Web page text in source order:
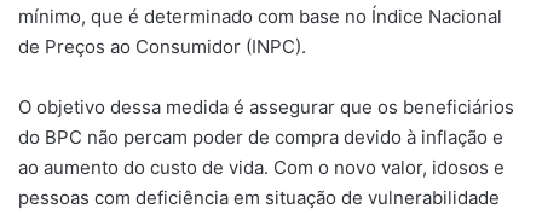
mínimo, que é determinado com base no Índice Nacional
de Preços ao Consumidor (INPC).
O objetivo dessa medida é assegurar que os beneficiários
do BPC não percam poder de compra devido à inflação e
ao aumento do custo de vida. Com o novo valor, idosos e
pessoas com deficiência em situação de vulnerabilidade